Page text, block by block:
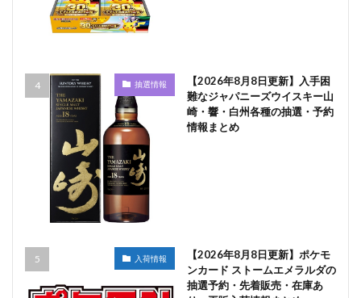
抽選情報
【2026年8月8日更新】入手困
難なジャパニーズウイスキー山
崎・響・白州各種の抽選・予約
情報まとめ
入荷情報
【2026年8月8日更新】ポケモ
ンカード ストームエメラルダの
抽選予約・先着販売・在庫あ